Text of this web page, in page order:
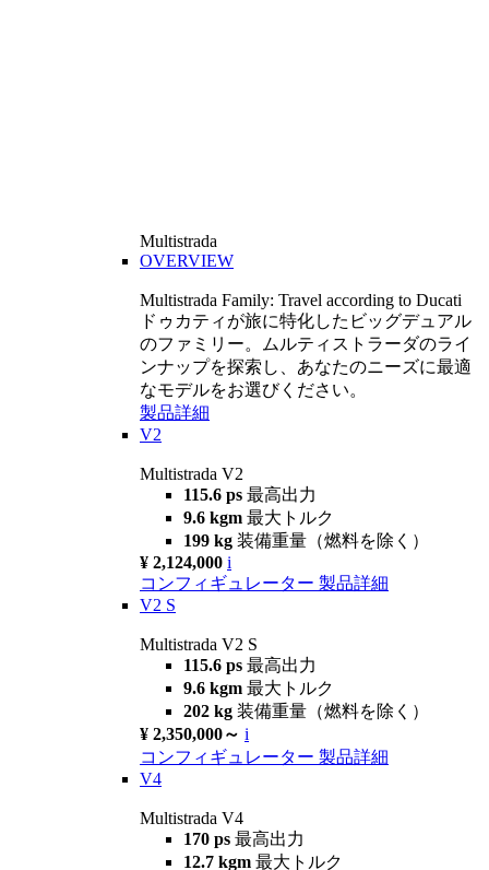
Multistrada
OVERVIEW
Multistrada Family: Travel according to Ducati
ドゥカティが旅に特化したビッグデュアル
のファミリー。ムルティストラーダのライ
ンナップを探索し、あなたのニーズに最適
なモデルをお選びください。
製品詳細
V2
Multistrada V2
115.6 ps 最高出力
9.6 kgm 最大トルク
199 kg 装備重量（燃料を除く）
¥ 2,124,000 i
コンフィギュレーター 製品詳細
V2 S
Multistrada V2 S
115.6 ps 最高出力
9.6 kgm 最大トルク
202 kg 装備重量（燃料を除く）
¥ 2,350,000～ i
コンフィギュレーター 製品詳細
V4
Multistrada V4
170 ps 最高出力
12.7 kgm 最大トルク